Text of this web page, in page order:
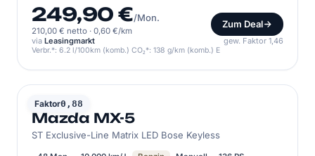
249,90 €/Mon.
210,00 € netto · 0,60 €/km
Zum Deal
via Leasingmarkt gew. Faktor 1,46
Verbr.*: 6.2 l/100km (komb.) CO₂*: 138 g/km (komb.) E
Faktor0,88
MAZDA
Mazda MX-5
ST Exclusive-Line Matrix LED Bose Keyless